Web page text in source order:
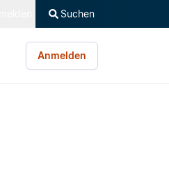
Suchen
Anmelden